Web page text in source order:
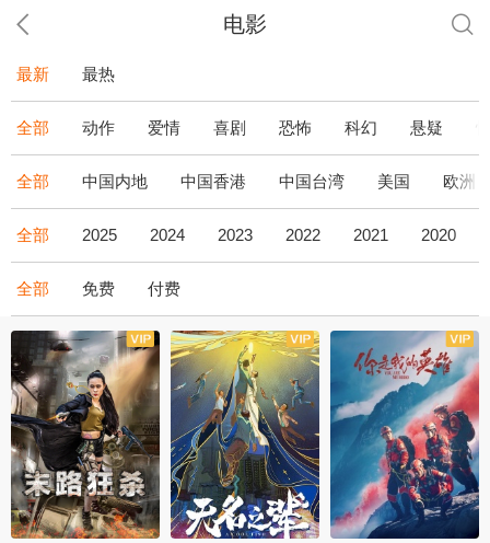
电影
最新 最热
全部 动作 爱情 喜剧 恐怖 科幻 悬疑
全部 中国内地 中国香港 中国台湾 美国 欧洲
全部 2025 2024 2023 2022 2021 2020
全部 免费 付费